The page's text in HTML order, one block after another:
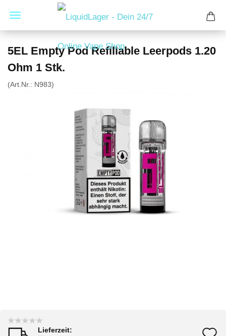
5EL Empty Pod Refillable Leerpods 1.20
Ohm 1 Stk.
(Art.Nr.: N983)
Lieferzeit: